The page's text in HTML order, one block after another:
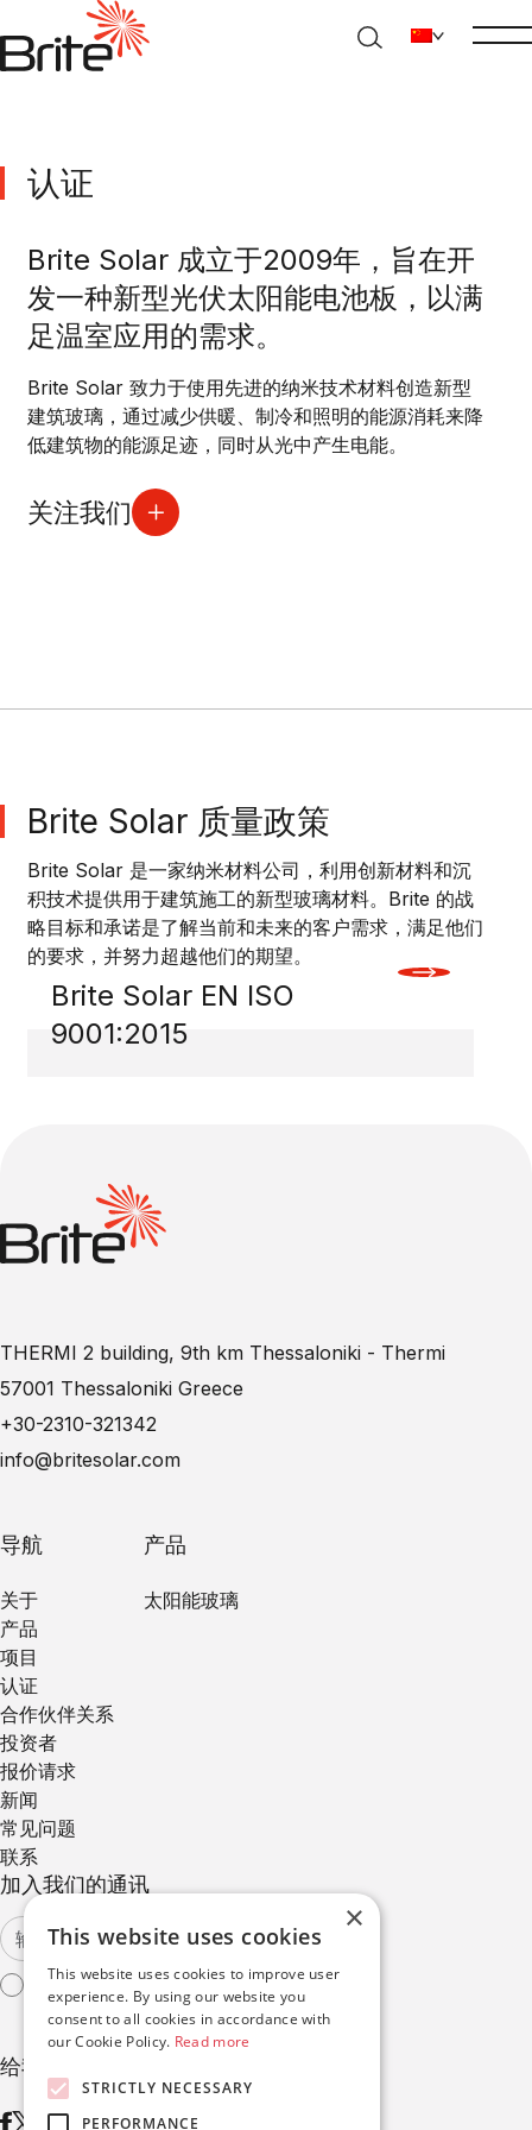
认证
Brite Solar 成立于2009年，旨在开
发一种新型光伏太阳能电池板，以满
足温室应用的需求。
Brite Solar 致力于使用先进的纳米技术材料创造新型
建筑玻璃，通过减少供暖、制冷和照明的能源消耗来降
低建筑物的能源足迹，同时从光中产生电能。
关注我们
Brite Solar 质量政策
Brite Solar 是一家纳米材料公司，利用创新材料和沉
积技术提供用于建筑施工的新型玻璃材料。Brite 的战
略目标和承诺是了解当前和未来的客户需求，满足他们
的要求，并努力超越他们的期望。
Brite Solar EN ISO
9001:2015
THERMI 2 building, 9th km Thessaloniki - Thermi
57001 Thessaloniki Greece
+30-2310-321342
info@britesolar.com
导航
关于
产品
项目
认证
合作伙伴关系
投资者
报价请求
新闻
常见问题
联系
产品
太阳能玻璃
加入我们的通讯
我同意 使用条款
给我们打电话
×
This website uses cookies
This website uses cookies to improve user
experience. By using our website you
consent to all cookies in accordance with
our Cookie Policy. Read more
STRICTLY NECESSARY
PERFORMANCE